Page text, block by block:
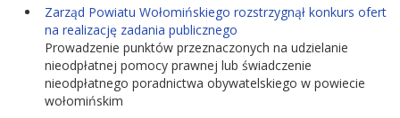
Zarząd Powiatu Wołomińskiego rozstrzygnął konkurs ofert
na realizację zadania publicznego
Prowadzenie punktów przeznaczonych na udzielanie
nieodpłatnej pomocy prawnej lub świadczenie
nieodpłatnego poradnictwa obywatelskiego w powiecie
wołomińskim